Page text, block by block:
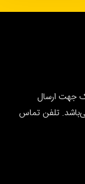
جهت ارسال
تلفن تماس